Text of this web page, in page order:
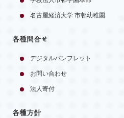
名古屋経済大学 市邨幼稚園
各種問合せ
デジタルパンフレット
お問い合わせ
法人寄付
各種方針